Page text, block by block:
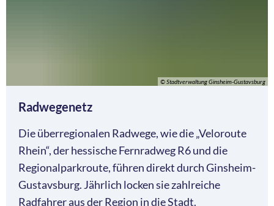
© Stadtverwaltung Ginsheim-Gustavsburg
Radwegenetz
Die überregionalen Radwege, wie die „Veloroute
Rhein“, der hessische Fernradweg R6 und die
Regionalparkroute, führen direkt durch Ginsheim-
Gustavsburg. Jährlich locken sie zahlreiche
Radfahrer aus der Region in die Stadt.